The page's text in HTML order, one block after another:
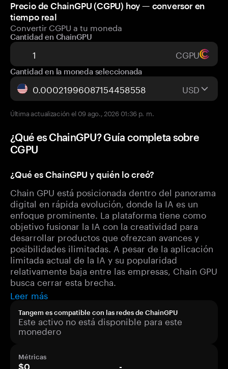
Precio de ChainGPU (CGPU) hoy — conversor en
tiempo real
Convertir CGPU a tu moneda
Cantidad en ChainGPU
CGPU
Cantidad en la moneda seleccionada
USD
Última actualización el 09 ago., 2026 01:36 p. m.
¿Qué es ChainGPU? Guía completa sobre
CGPU
¿Qué es ChainGPU y quién lo creó?
Chain GPU está posicionada dentro del panorama
digital en rápida evolución, donde la IA es un
enfoque prominente. La plataforma tiene como
objetivo fusionar la IA con la creatividad para
desarrollar productos que ofrezcan avances y
posibilidades ilimitadas. A pesar de la aplicación
limitada actual de la IA y su popularidad
relativamente baja entre las empresas, Chain GPU
busca cerrar esta brecha.
Leer más
Tangem es compatible con las redes de ChainGPU
Este activo no está disponible para este
monedero
Métricas
$0
-